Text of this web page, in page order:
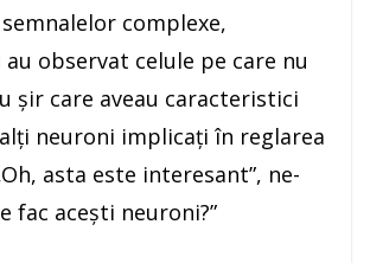
complexe,
observat celule pe care nu
şir care aveau caracteristici
neuroni implicaţi în reglarea
asta este interesant”, ne-
fac aceşti neuroni?”